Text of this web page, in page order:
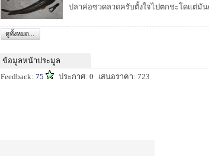
ปลาค่อซวดลวดครับตั้งใจไปตกชะโดแต่มั
ดูทั้งหมด...
ข้อมูลหน้าประมูล
Feedback: 75 ประกาศ: 0 เสนอราคา: 723